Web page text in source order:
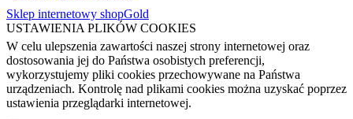
Sklep internetowy shopGold
USTAWIENIA PLIKÓW COOKIES
W celu ulepszenia zawartości naszej strony internetowej oraz
dostosowania jej do Państwa osobistych preferencji,
wykorzystujemy pliki cookies przechowywane na Państwa
urządzeniach. Kontrolę nad plikami cookies można uzyskać poprzez
ustawienia przeglądarki internetowej.